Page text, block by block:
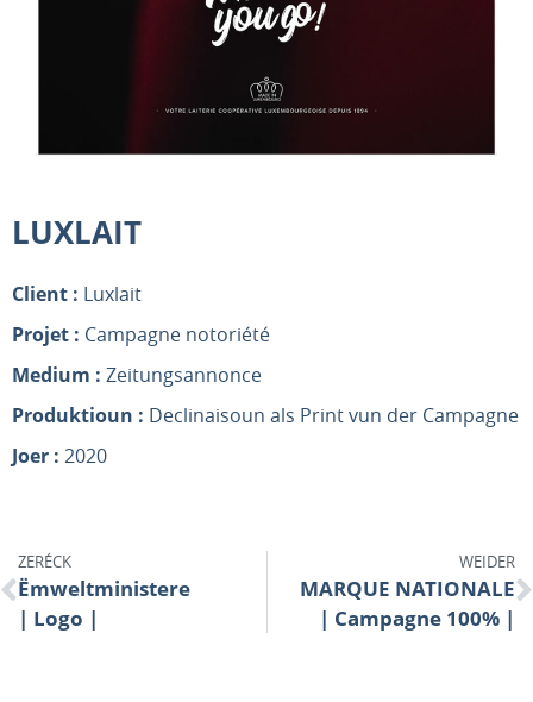
LUXLAIT
Client : Luxlait
Projet : Campagne notoriété
Medium : Zeitungsannonce
Produktioun : Declinaisoun als Print vun der Campagne
Joer : 2020
ZERÉCK
Ëmweltministere
| Logo |
WEIDER
MARQUE NATIONALE
| Campagne 100% |